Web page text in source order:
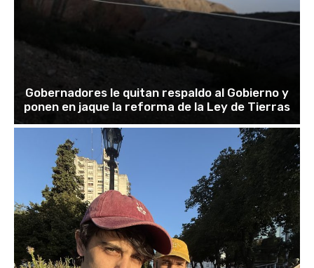
Gobernadores le quitan respaldo al Gobierno y
ponen en jaque la reforma de la Ley de Tierras